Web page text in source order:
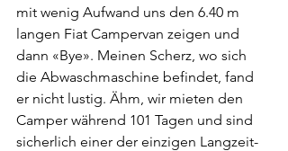
mit wenig Aufwand uns den 6.40 m
langen Fiat Campervan zeigen und
dann «Bye». Meinen Scherz, wo sich
die Abwaschmaschine befindet, fand
er nicht lustig. Ähm, wir mieten den
Camper während 101 Tagen und sind
sicherlich einer der einzigen Langzeit-